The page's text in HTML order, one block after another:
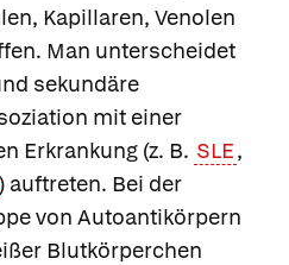
Kapillaren, Venolen
Man unterscheidet
sekundäre
mit einer
Erkrankung (z. B. SLE,
) auftreten. Bei der
von Autoantikörpern
Blutkörperchen